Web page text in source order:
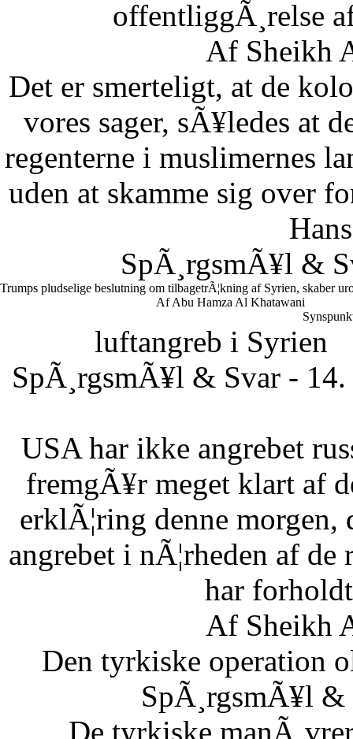
offentliggÃ¸relse
Af Sheikh
Det er smerteligt, at de
vores sager, sÃ¥ledes at
regenterne i muslimernes
uden at skamme sig over
SpÃ¸rgsmÃ¥l &
Trumps pludselige beslutning om tilbagetrÃ¦kning af Syrien, skaber
Af Abu Hamza Al Khatawani
luftangreb i Syrien
SpÃ¸rgsmÃ¥l & Svar -
USA har ikke angrebet
fremgÃ¥r meget klart af
erklÃ¦ring denne
angrebet i nÃ¦rheden af
har
Af Sheikh
Den tyrkiske operation
SpÃ¸rgsmÃ¥l
De tyrkiske